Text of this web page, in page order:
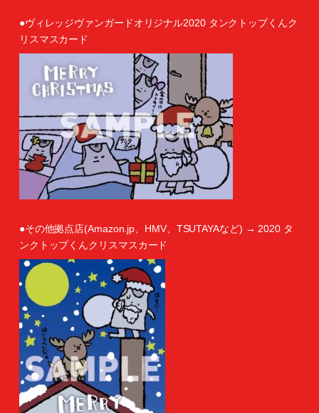
●ヴィレッジヴァンガードオリジナル2020 タンクトップくんク
リスマスカード
●その他拠点店(Amazon.jp、HMV、TSUTAYAなど) → 2020 タ
ンクトップくんクリスマスカード